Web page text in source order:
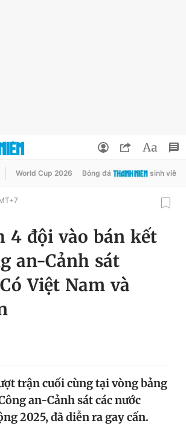
ĐẶT BÁO
Magazine
World Cup 2026 Bóng đá sinh viên
4 đội vào bán kết
an-Cảnh sát
Việt Nam và
trận cuối cùng tại vòng bảng
an-Cảnh sát các nước
2025, đã diễn ra gay cấn.